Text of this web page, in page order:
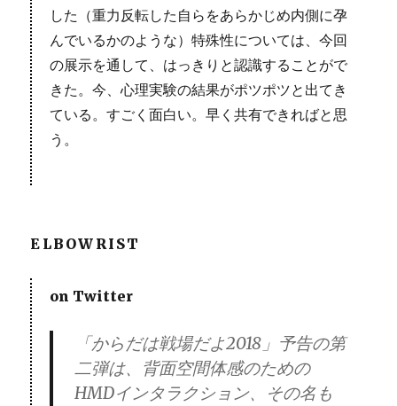
した（重力反転した自らをあらかじめ内側に孕
んでいるかのような）特殊性については、今回
の展示を通して、はっきりと認識することがで
きた。今、心理実験の結果がポツポツと出てき
ている。すごく面白い。早く共有できればと思
う。
ELBOWRIST
on Twitter
「からだは戦場だよ2018」予告の第
二弾は、背面空間体感のための
HMDインタラクション、その名も